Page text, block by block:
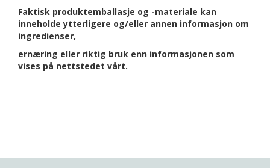
Faktisk produktemballasje og -materiale kan
inneholde ytterligere og/eller annen informasjon om
ingredienser,
ernæring eller riktig bruk enn informasjonen som
vises på nettstedet vårt.